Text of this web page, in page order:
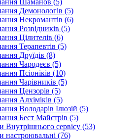
Демонологів (5)
Некромантів (6)
Розвідників (5)
Цілителів (6)
Терапевтів (5)
Друїдів (8)
Чародеєв (5)
Псіоніків (10)
Чарівників (5)
Цензорів (5)
Алхіміків (5)
Володарів Ілюзій (5)
Бест Майстрів (5)
Внутрішнього сервісу (53)
настроювальні (76)